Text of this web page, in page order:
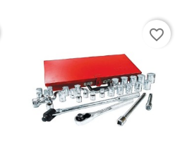
favorite_border